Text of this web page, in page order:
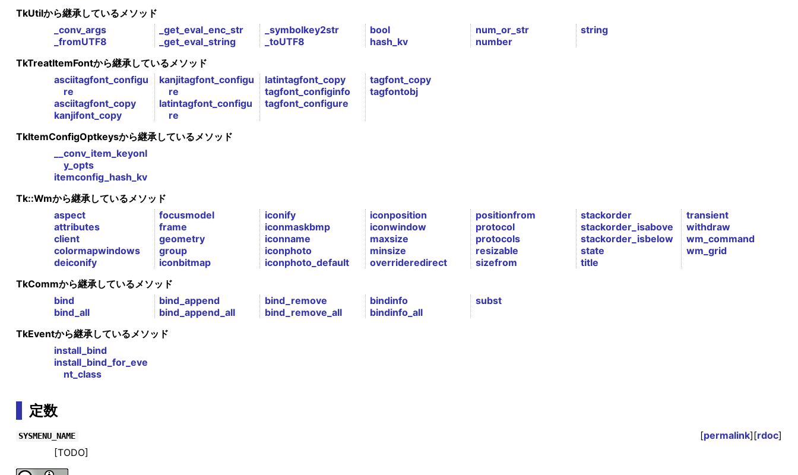
TkUtilから継承しているメソッド
_conv_args
_fromUTF8
_get_eval_enc_str
_get_eval_string
_symbolkey2str
_toUTF8
bool
hash_kv
num_or_str
number
string
TkTreatItemFontから継承しているメソッド
asciitagfont_configu
re
asciitagfont_copy
kanjifont_copy
kanjitagfont_configu
re
latintagfont_configu
re
latintagfont_copy
tagfont_configinfo
tagfont_configure
tagfont_copy
tagfontobj
TkItemConfigOptkeysから継承しているメソッド
__conv_item_keyonl
y_opts
itemconfig_hash_kv
Tk::Wmから継承しているメソッド
aspect
attributes
client
colormapwindows
deiconify
focusmodel
frame
geometry
group
iconbitmap
iconify
iconmaskbmp
iconname
iconphoto
iconphoto_default
iconposition
iconwindow
maxsize
minsize
overrideredirect
positionfrom
protocol
protocols
resizable
sizefrom
stackorder
stackorder_isabove
stackorder_isbelow
state
title
transient
withdraw
wm_command
wm_grid
TkCommから継承しているメソッド
bind
bind_all
bind_append
bind_append_all
bind_remove
bind_remove_all
bindinfo
bindinfo_all
subst
TkEventから継承しているメソッド
install_bind
install_bind_for_eve
nt_class
定数
SYSMENU_NAME [permalink][rdoc]
[TODO]